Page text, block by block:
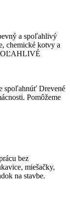
a spoľahlivý
chemické kotvy a
spoľahnúť Drevené
Pomôžeme
bez
miešačky,
na stavbe.